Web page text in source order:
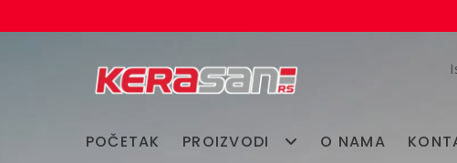
na
na
POČETAK PROIZVODI O NAMA